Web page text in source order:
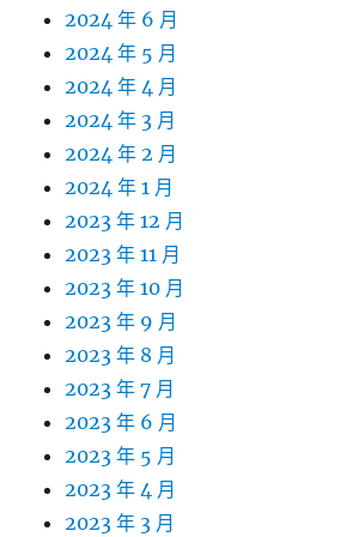
2024 年 6 月
2024 年 5 月
2024 年 4 月
2024 年 3 月
2024 年 2 月
2024 年 1 月
2023 年 12 月
2023 年 11 月
2023 年 10 月
2023 年 9 月
2023 年 8 月
2023 年 7 月
2023 年 6 月
2023 年 5 月
2023 年 4 月
2023 年 3 月